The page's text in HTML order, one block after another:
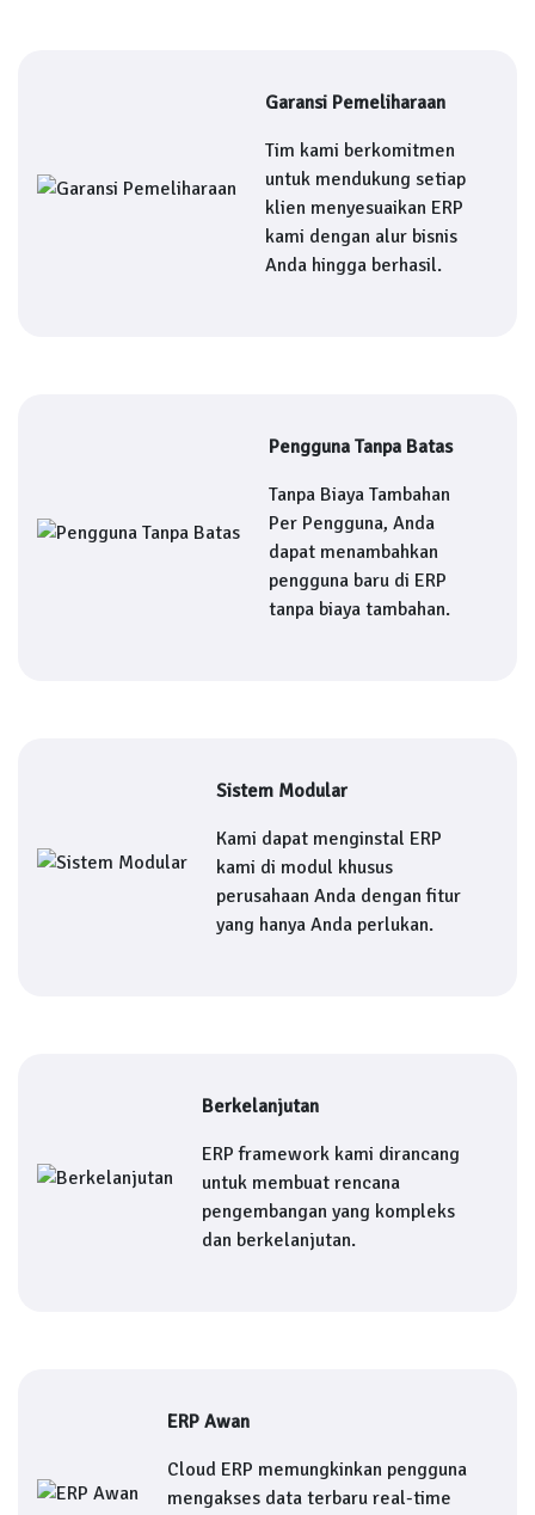
Garansi Pemeliharaan
Tim kami berkomitmen
untuk mendukung setiap
klien menyesuaikan ERP
kami dengan alur bisnis
Anda hingga berhasil.
Pengguna Tanpa Batas
Tanpa Biaya Tambahan
Per Pengguna, Anda
dapat menambahkan
pengguna baru di ERP
tanpa biaya tambahan.
Sistem Modular
Kami dapat menginstal ERP
kami di modul khusus
perusahaan Anda dengan fitur
yang hanya Anda perlukan.
Berkelanjutan
ERP framework kami dirancang
untuk membuat rencana
pengembangan yang kompleks
dan berkelanjutan.
ERP Awan
Cloud ERP memungkinkan pengguna
mengakses data terbaru real-time